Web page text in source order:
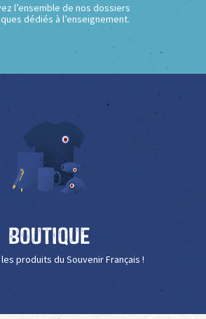
l’ensemble de nos dossiers
dédiés à l’enseignement.
Boutique
produits du Souvenir Français !